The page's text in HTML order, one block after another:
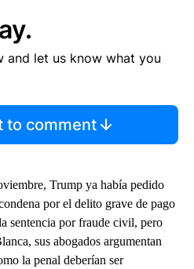
and let us know what you
to comment
Trump ya había pedido
por el delito grave de pago
sentencia por fraude civil, pero
sus abogados argumentan
la penal deberían ser